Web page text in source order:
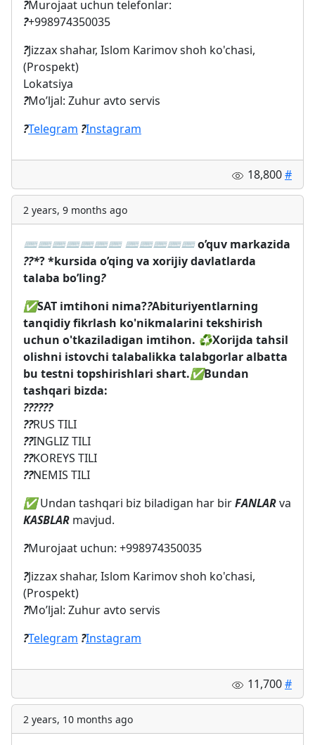
?Murojaat uchun telefonlar:
?+998974350035
?Jizzax shahar, Islom Karimov shoh ko'chasi,
(Prospekt)
Lokatsiya
?Mo’ljal: Zuhur avto servis
?Telegram ?Instagram
18,800#
2 years, 9 months ago
⌨️⌨️⌨️⌨️⌨️⌨️⌨️ ⌨️⌨️⌨️⌨️⌨️o’quv markazida
??*?*kursida o’qing va xorijiy davlatlarda
talaba bo’ling?
✅SAT imtihoni nima??Abituriyentlarning
tanqidiy fikrlash ko'nikmalarini tekshirish
uchun o'tkaziladigan imtihon. ♻️Xorijda tahsil
olishni istovchi talabalikka talabgorlar albatta
bu testni topshirishlari shart.✅Bundan
tashqari bizda:
??????
??RUS TILI
??INGLIZ TILI
??KOREYS TILI
??NEMIS TILI
✅Undan tashqari biz biladigan har birFANLARva
KASBLAR mavjud.
?Murojaat uchun: +998974350035
?Jizzax shahar, Islom Karimov shoh ko'chasi,
(Prospekt)
?Mo’ljal: Zuhur avto servis
?Telegram ?Instagram
11,700#
2 years, 10 months ago